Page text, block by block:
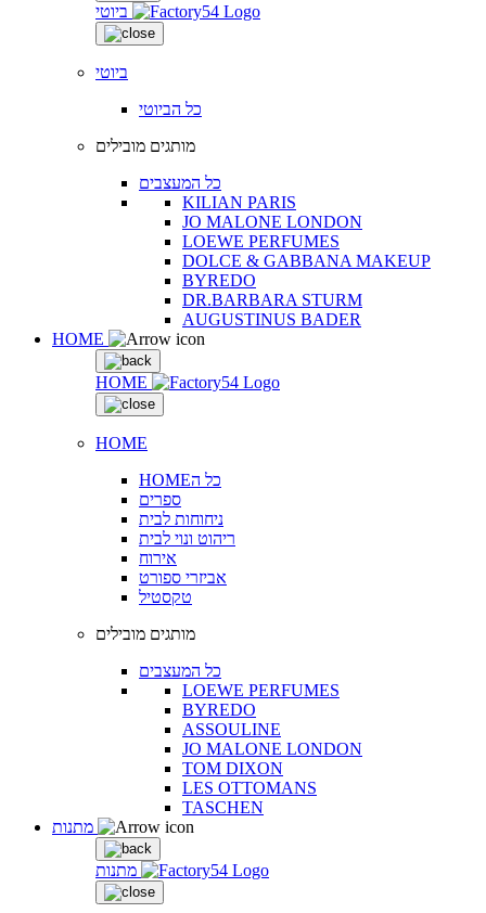
ביוטי
ביוטי
כל הביוטי
מותגים מובילים
כל המעצבים
KILIAN PARIS
JO MALONE LONDON
LOEWE PERFUMES
DOLCE & GABBANA MAKEUP
BYREDO
DR.BARBARA STURM
AUGUSTINUS BADER
HOME
HOME
HOME
HOMEכל ה
ספרים
ניחוחות לבית
ריהוט ונוי לבית
אירוח
אביזרי ספורט
טקסטיל
מותגים מובילים
כל המעצבים
LOEWE PERFUMES
BYREDO
ASSOULINE
JO MALONE LONDON
TOM DIXON
LES OTTOMANS
TASCHEN
מתנות